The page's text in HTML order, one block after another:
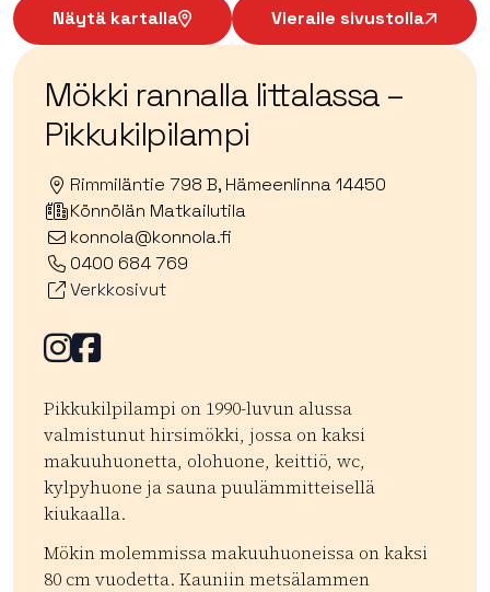
Näytä kartalla Vieraile sivustolla
Mökki rannalla Iittalassa –
Pikkukilpilampi
Rimmiläntie 798 B, Hämeenlinna 14450
Könnölän Matkailutila
konnola@konnola.fi
0400 684 769
Verkkosivut
Facebook
Facebook
Pikkukilpilampi on 1990-luvun alussa
valmistunut hirsimökki, jossa on kaksi
makuuhuonetta, olohuone, keittiö, wc,
kylpyhuone ja sauna puulämmitteisellä
kiukaalla.
Mökin molemmissa makuuhuoneissa on kaksi
80 cm vuodetta. Kauniin metsälammen